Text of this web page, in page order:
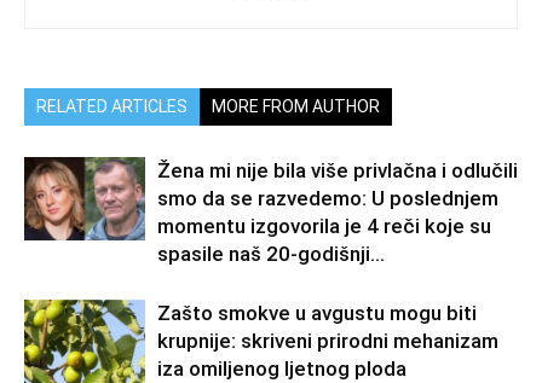
RELATED ARTICLES MORE FROM AUTHOR
Žena mi nije bila više privlačna i odlučili
smo da se razvedemo: U poslednjem
momentu izgovorila je 4 reči koje su
spasile naš 20-godišnji...
Zašto smokve u avgustu mogu biti
krupnije: skriveni prirodni mehanizam
iza omiljenog ljetnog ploda